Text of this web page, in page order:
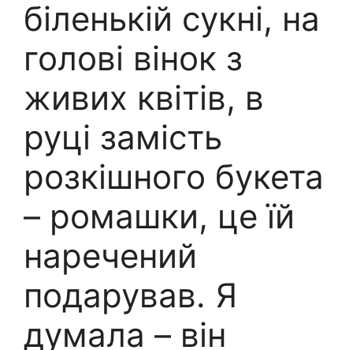
біленькій сукні, на
голові вінок з
живих квітів, в
руці замість
розкішного букета
– ромашки, це їй
наречений
подарував. Я
думала – він